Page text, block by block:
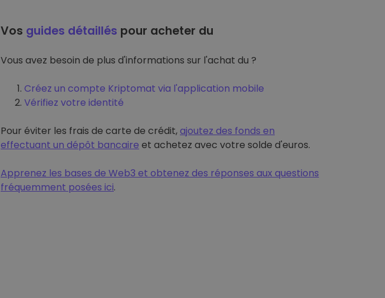
Vos guides détaillés pour acheter du
Vous avez besoin de plus d'informations sur l'achat du ?
Créez un compte Kriptomat via l'application mobile
Vérifiez votre identité
Pour éviter les frais de carte de crédit,ajoutez des fonds en
effectuant un dépôt bancaire et achetez avec votre solde d'euros.
Apprenez les bases de Web3 et obtenez des réponses aux questions
fréquemment posées ici.